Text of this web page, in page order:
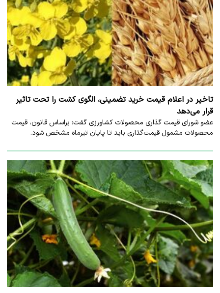
تاخیر در اعلام قیمت خرید تضمینی، الگوی کشت را تحت تاثیر
قرار می‌دهد
عضو شورای قیمت گذاری محصولات کشاورزی گفت: براساس قانون، قیمت
محصولات مشمول قیمت‌گذاری باید تا پایان تیرماه مشخص شود.